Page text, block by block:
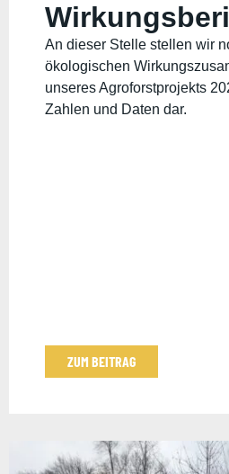
An dieser Stelle stellen wir
ökologischen
unseres Agroforstprojekts
Zahlen und Daten dar.
ZUM BEITRAG